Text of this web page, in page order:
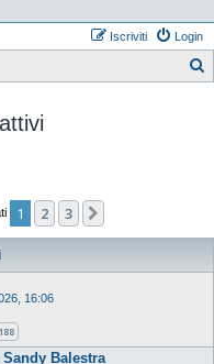
Login
Iscriviti
1 2 3
16:06
188
Balestra